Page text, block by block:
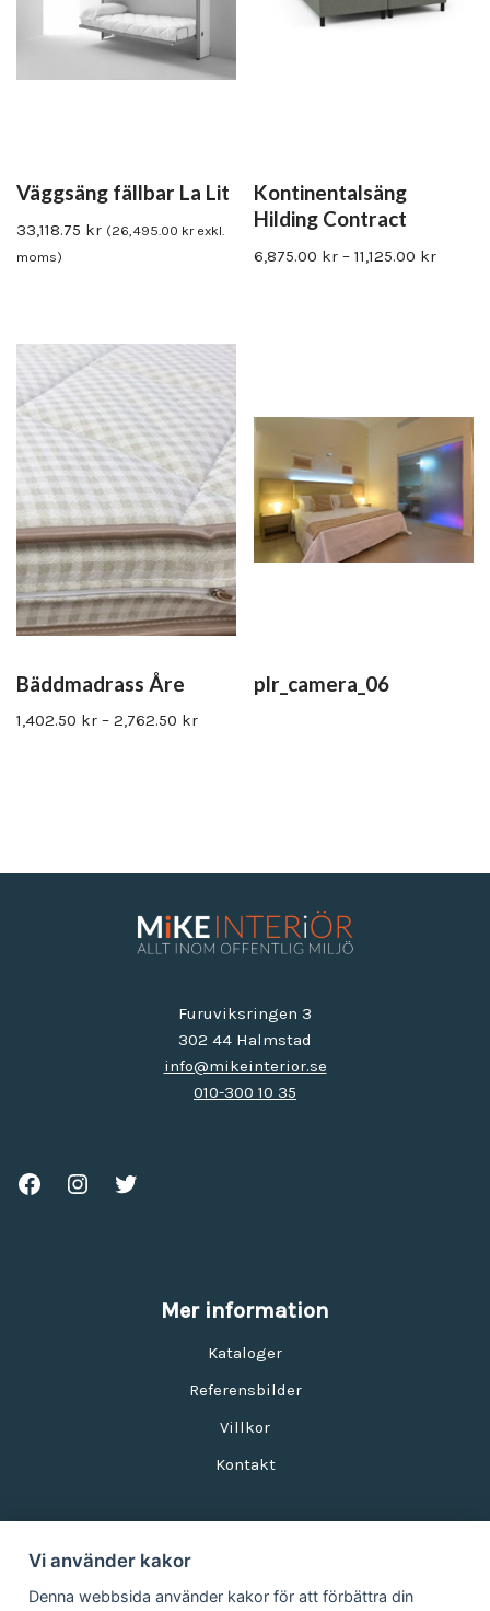
Väggsäng fällbar La Lit
33,118.75 kr (26,495.00 krexkl.
moms)
Kontinentalsäng
Hilding Contract
6,875.00 kr – 11,125.00 kr
Bäddmadrass Åre
1,402.50 kr – 2,762.50 kr
plr_camera_06
Furuviksringen 3
302 44 Halmstad
info@mikeinterior.se
010-300 10 35
Mer information
Kataloger
Referensbilder
Villkor
Kontakt
Vi använder kakor
Denna webbsida använder kakor för att förbättra din